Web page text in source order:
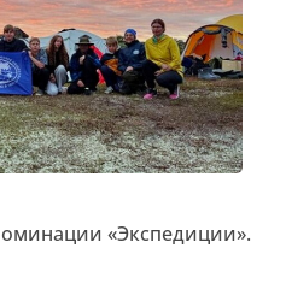
«Экспедиции».